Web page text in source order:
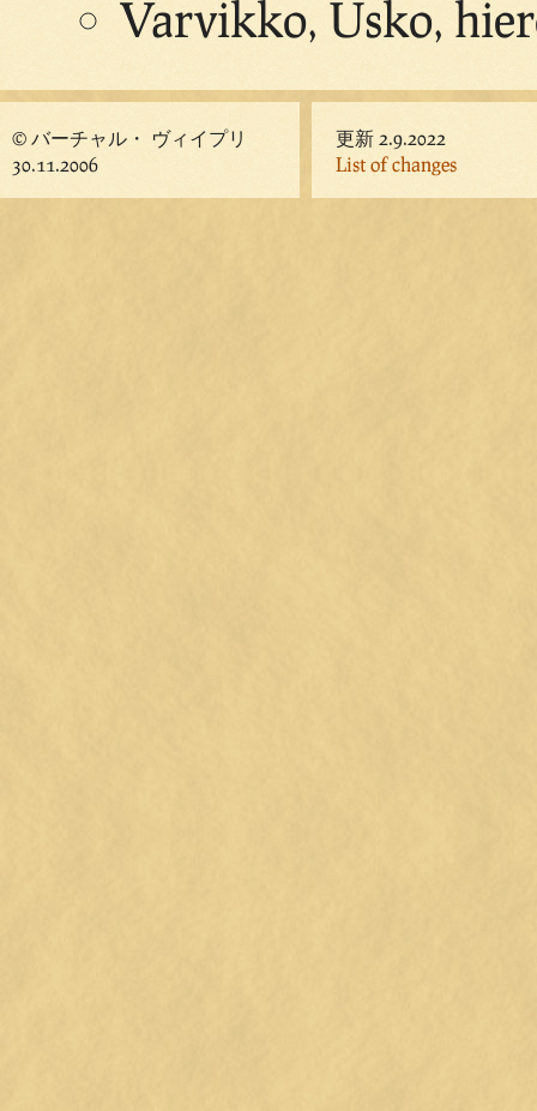
Varvikko, Usko,
© バーチャル・ ヴィイプリ
30.11.2006
更新 2.9.2022
List of changes